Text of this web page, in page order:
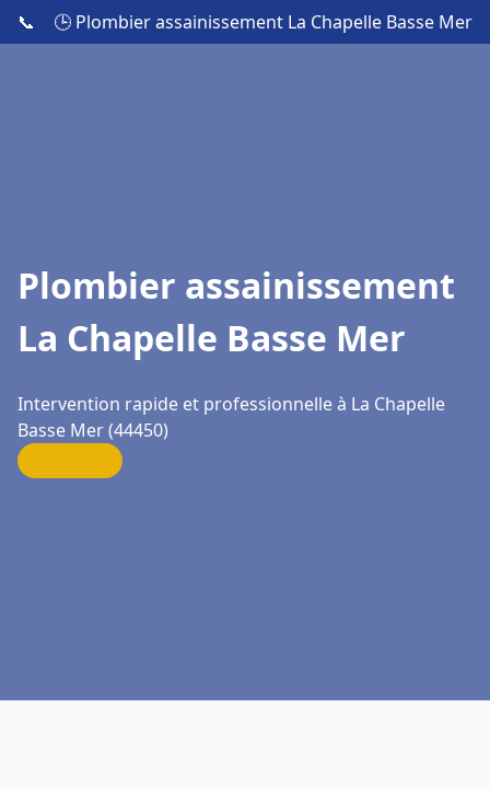
📞 🕒 Plombier assainissement La Chapelle Basse Mer
Plombier assainissement
La Chapelle Basse Mer
Intervention rapide et professionnelle à La Chapelle
Basse Mer (44450)